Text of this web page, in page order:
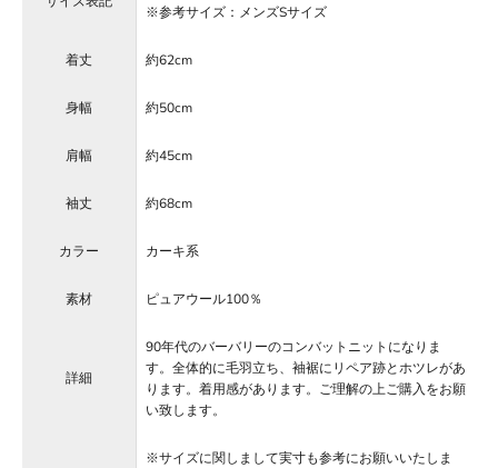
※参考サイズ：メンズSサイズ
着丈 約62cm
身幅 約50cm
肩幅 約45cm
袖丈 約68cm
カラー カーキ系
素材 ピュアウール100％
詳細
90年代のバーバリーのコンバットニットになりま
す。全体的に毛羽立ち、袖裾にリペア跡とホツレがあ
ります。着用感があります。ご理解の上ご購入をお願
い致します。
※サイズに関しまして実寸も参考にお願いいたしま